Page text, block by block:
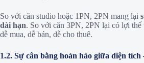
So với căn studio hoặc 1PN, 2PN mang lại
dài hạn. So với căn 3PN, 2PN lại có lợi thế
dễ mua, dễ bán, dễ cho thuê.
1.2. Sự cân bằng hoàn hảo giữa diện